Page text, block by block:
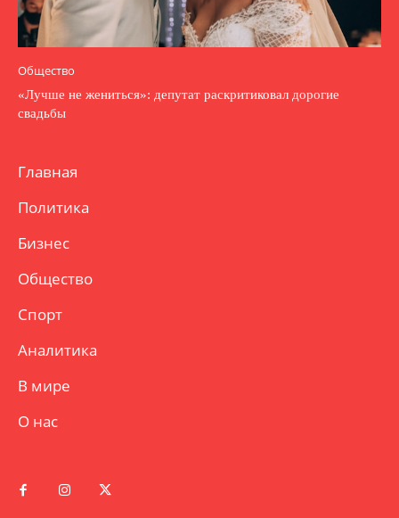
Общество
«Лучше не жениться»: депутат раскритиковал дорогие
свадьбы
Главная
Политика
Бизнес
Общество
Спорт
Аналитика
В мире
О нас